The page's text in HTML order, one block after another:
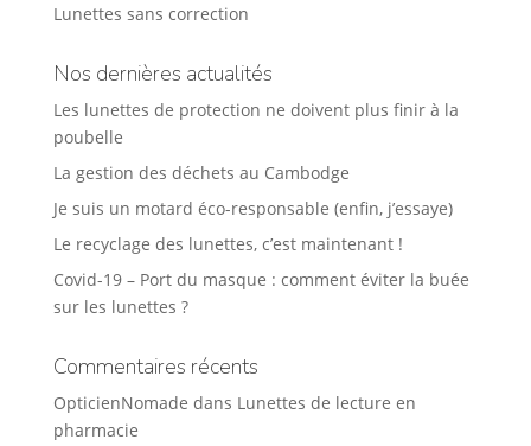
Lunettes sans correction
Nos dernières actualités
Les lunettes de protection ne doivent plus finir à la
poubelle
La gestion des déchets au Cambodge
Je suis un motard éco-responsable (enfin, j’essaye)
Le recyclage des lunettes, c’est maintenant !
Covid-19 – Port du masque : comment éviter la buée
sur les lunettes ?
Commentaires récents
OpticienNomade dans Lunettes de lecture en
pharmacie